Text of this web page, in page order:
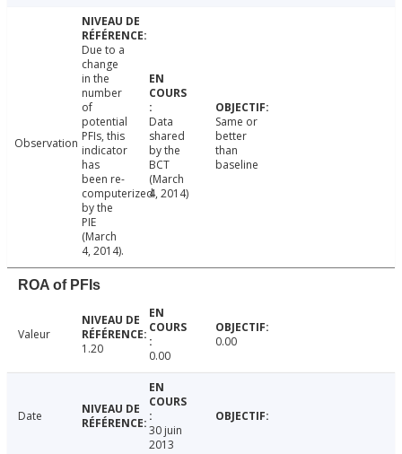
Observation
Due to a
change
in the
number
of
potential
PFIs, this
indicator
has
been re-
computerized
by the
PIE
(March
4, 2014).
Data
shared
by the
BCT
(March
4, 2014)
Same or
better
than
baseline
ROA of PFIs
Valeur
1.20
0.00
0.00
Date
30 juin
2013